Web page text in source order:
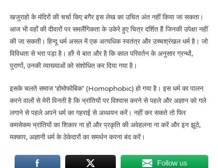
खजुराहो के मंदिरों की चर्चा किए बगैर इस लेख का उचित अंत नहीं किया जा सकता।
आज भी वहाँ की दीवारों पर समलैंगिकता के उकेरे हुए चित्र दर्शित हैं जिनकी उपेक्षा नहीं
की जा सकती। हिन्दू धर्म असल में एक अत्यधिक स्वतंत्र और उच्चश्रंखल धर्म है। जो
विविधता से भरा पड़ा है। हाँ! ये बात और है कि काल परिवर्तन के अनुसार ग्रन्थों,
पुराणों, उनकी व्याख्याओं को संशोधित कर दिया गया है।
इसके चलते समाज ‘होमोफोबिक’ (Homophobic) हो गया है। इस धर्म का पालन
करने वालों से मेरी विनती है कि भ्रांतियों पर विश्वास करने से पहले और अज्ञान को गले
लगाने से पहले अपने धर्म का गहराई से अध्धयन करें। नहीं कर सकते तो फिर
कमसेकम भ्रांतियों का शिकार ना हों और प्रकृति की अवेहलना ना करें और इन झूठे,
मक्कार, अज्ञानी धर्म के ठेकेदारों का समर्थन करना बंद करें।
Follow us